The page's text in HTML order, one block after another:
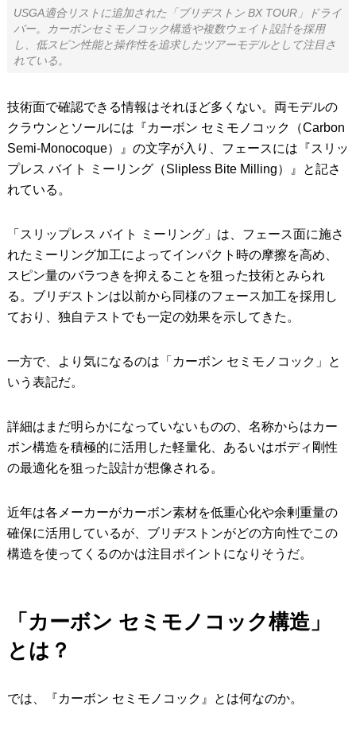
USGA適合リストに追加された「ブリヂストン BX TOUR」ドライ
バー。カーボンセミモノコック構造や複数ウェイト設計を採用
し、低スピン性能と操作性を追求したツアーモデルとして注目さ
れている。
技術面で確認できる情報はそれほど多くない。両モデルの
クラウンとソールには『カーボン セミモノコック（Carbon
Semi-Monocoque）』の文字が入り、フェースには『スリッ
プレス バイト ミーリング（Slipless Bite Milling）』と記さ
れている。
「スリップレス バイト ミーリング」は、フェース面に施さ
れたミーリング加工によってインパクト時の摩擦を高め、
スピン量のバラつきを抑えることを狙った技術とみられ
る。ブリヂストンは以前から同様のフェース加工を採用し
ており、独自テストでも一定の効果を示してきた。
一方で、より気になるのは「カーボン セミモノコック」と
いう表記だ。
詳細はまだ明らかになっていないものの、名称からはカー
ボン構造を積極的に活用した軽量化、あるいはボディ剛性
の最適化を狙った設計が想像される。
近年は各メーカーがカーボン素材を低重心化や余剰重量の
確保に活用しているが、ブリヂストンがどの方向性でこの
構造を使ってくるのかは注目ポイントになりそうだ。
「カーボン セミモノコック構造」
とは？
では、『カーボン セミモノコック』とは何なのか。